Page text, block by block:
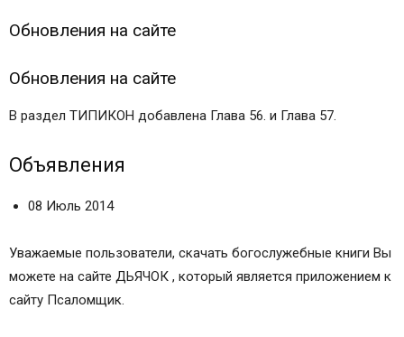
Обновления на сайте
Обновления на сайте
В раздел ТИПИКОН добавлена Глава 56. и Глава 57.
Объявления
08 Июль 2014
Уважаемые пользователи, скачать богослужебные книги Вы
можете на сайте ДЬЯЧОК , который является приложением к
сайту Псаломщик.